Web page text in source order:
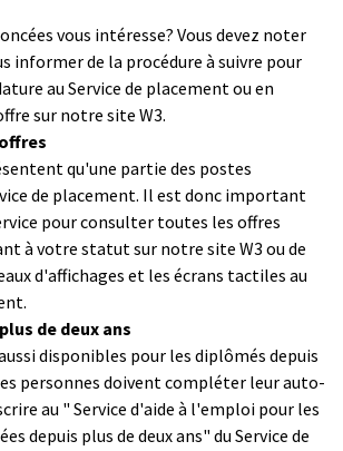
vous intéresse? Vous devez noter
informer de la procédure à suivre pour
au Service de placement ou en
sur notre site W3.
qu'une partie des postes
de placement. Il est donc important
pour consulter toutes les offres
à votre statut sur notre site W3 ou de
d'affichages et les écrans tactiles au
de deux ans
disponibles pour les diplômés depuis
personnes doivent compléter leur auto-
au " Service d'aide à l'emploi pour les
depuis plus de deux ans" du Service de